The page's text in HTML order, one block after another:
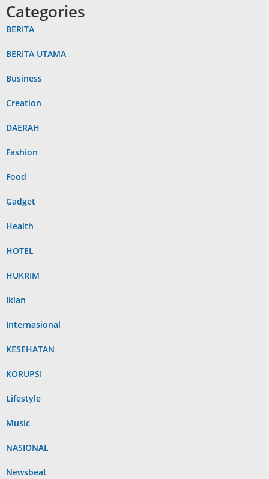
Categories
BERITA
BERITA UTAMA
Business
Creation
DAERAH
Fashion
Food
Gadget
Health
HOTEL
HUKRIM
Iklan
Internasional
KESEHATAN
KORUPSI
Lifestyle
Music
NASIONAL
Newsbeat